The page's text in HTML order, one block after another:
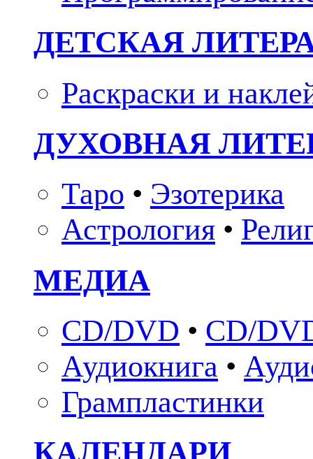
ДЕТСКАЯ
Раскраски и
ДУХОВНАЯ
Таро • Эзотерика
Астрология •
МЕДИА
CD/DVD • CD/
Аудиокнига •
Грампластинки